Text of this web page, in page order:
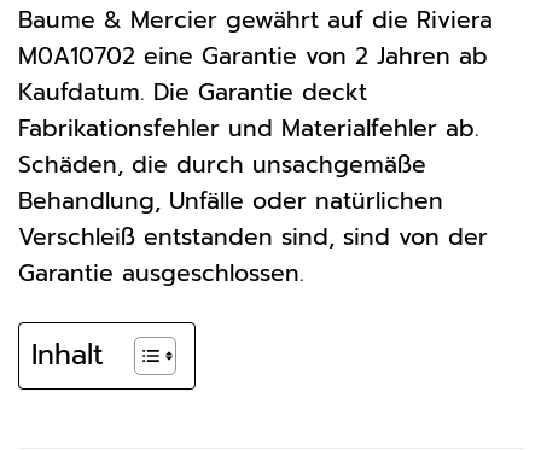
Baume & Mercier gewährt auf die Riviera
M0A10702 eine Garantie von 2 Jahren ab
Kaufdatum. Die Garantie deckt
Fabrikationsfehler und Materialfehler ab.
Schäden, die durch unsachgemäße
Behandlung, Unfälle oder natürlichen
Verschleiß entstanden sind, sind von der
Garantie ausgeschlossen.
Inhalt